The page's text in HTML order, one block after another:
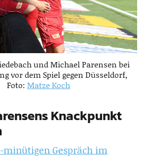
und Michael Parensen bei
vor dem Spiel gegen Düsseldorf,
Foto: Matze Koch
Knackpunkt
minütigen Gespräch im